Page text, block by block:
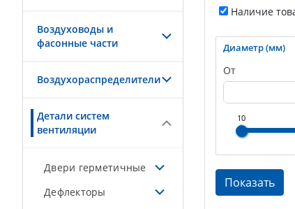
Воздуховоды и
фасонные части
Воздухораспределители
Детали систем
вентиляции
Двери герметичные
Дефлекторы
Наличие
Диаметр (мм)
От
10